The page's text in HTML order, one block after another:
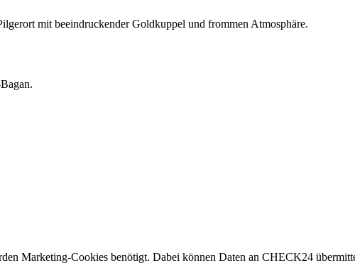
mit beeindruckender Goldkuppel und frommen Atmosphäre.
Marketing-Cookies benötigt. Dabei können Daten an CHECK24